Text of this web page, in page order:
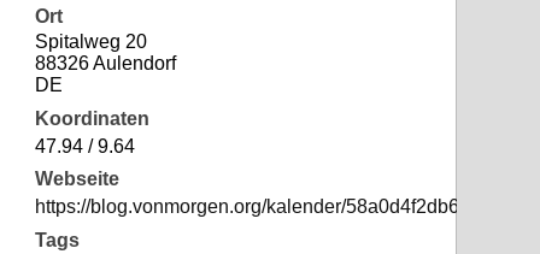
Ort
Spitalweg 20
88326 Aulendorf
DE
Koordinaten
47.94 / 9.64
Webseite
https://blog.vonmorgen.org/kalender/
Tags